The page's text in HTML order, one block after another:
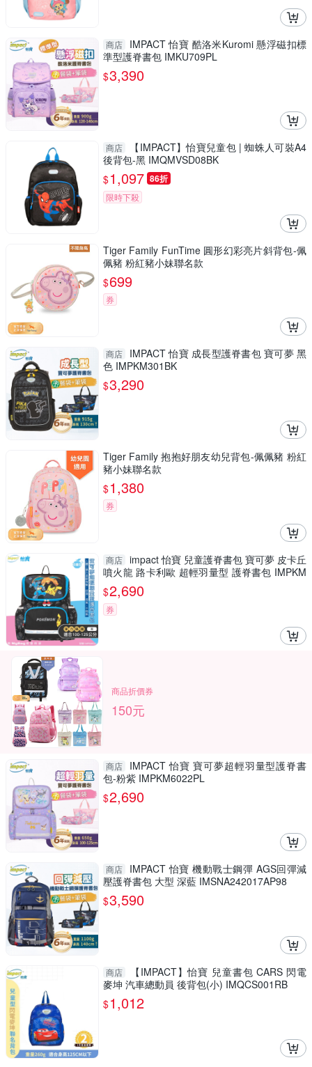
商店
IMPACT 怡寶 酷洛米Kuromi 懸浮磁扣標
準型護脊書包 IMKU709PL
$3,390
商店
【IMPACT】怡寶兒童包 | 蜘蛛人可裝A4
後背包-黑 IMQMVSD08BK
$1,097 86折
限時下殺
Tiger Family FunTime 圓形幻彩亮片斜背包-佩
佩豬 粉紅豬小妹聯名款
$699
券
商店
IMPACT 怡寶 成長型護脊書包 寶可夢 黑
色 IMPKM301BK
$3,290
Tiger Family 抱抱好朋友幼兒背包-佩佩豬 粉紅
豬小妹聯名款
$1,380
券
商店 impact 怡寶 兒童護脊書包 寶可夢 皮卡丘
噴火龍 路卡利歐 超輕羽量型 護脊書包 IMPKM
6021 得意時袋
$2,690
券
商品折價券
150元
商店
IMPACT 怡寶 寶可夢超輕羽量型護脊書
包-粉紫 IMPKM6022PL
$2,690
商店
IMPACT 怡寶 機動戰士鋼彈 AGS回彈減
壓護脊書包 大型 深藍 IMSNA242017AP98
$3,590
商店
【IMPACT】怡寶 兒童書包 CARS 閃電
麥坤 汽車總動員 後背包(小) IMQCS001RB
$1,012